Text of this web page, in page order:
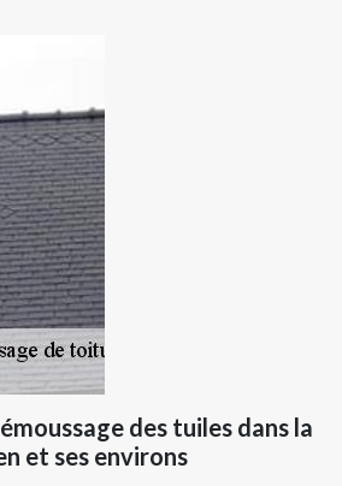
des tuiles dans la
et ses environs